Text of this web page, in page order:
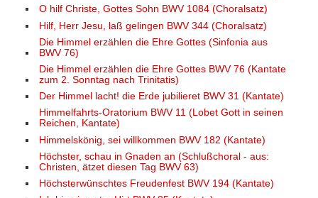
O hilf Christe, Gottes Sohn BWV 1084 (Choralsatz)
Hilf, Herr Jesu, laß gelingen BWV 344 (Choralsatz)
Die Himmel erzählen die Ehre Gottes (Sinfonia aus
BWV 76)
Die Himmel erzählen die Ehre Gottes BWV 76 (Kantate
zum 2. Sonntag nach Trinitatis)
Der Himmel lacht! die Erde jubilieret BWV 31 (Kantate)
Himmelfahrts-Oratorium BWV 11 (Lobet Gott in seinen
Reichen, Kantate)
Himmelskönig, sei willkommen BWV 182 (Kantate)
Höchster, schau in Gnaden an (Schlußchoral - aus:
Christen, ätzet diesen Tag BWV 63)
Höchsterwünschtes Freudenfest BWV 194 (Kantate)